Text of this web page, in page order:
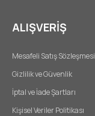
ALIŞVERİŞ
Mesafeli Satış Sözleşmesi
Gizlilik ve Güvenlik
İptal ve İade Şartları
Kişisel Veriler Politikası